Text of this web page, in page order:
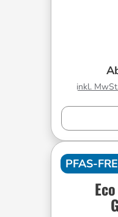
inkl.
PFAS-